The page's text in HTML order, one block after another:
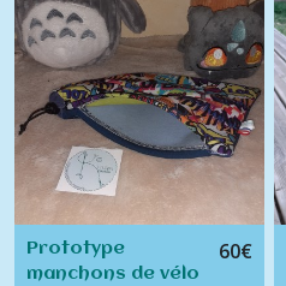
Prototype
manchons de vélo
60€